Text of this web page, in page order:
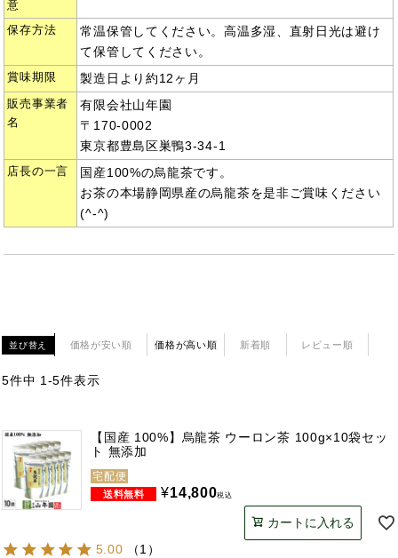
意
保存方法
常温保管してください。高温多湿、直射日光は避け
て保管してください。
賞味期限 製造日より約12ヶ月
販売事業者
名
有限会社山年園
〒170-0002
東京都豊島区巣鴨3-34-1
店長の一言
国産100%の烏龍茶です。
お茶の本場静岡県産の烏龍茶を是非ご賞味ください
(^-^)
並び替え 価格が安い順 価格が高い順 新着順 レビュー順
5件中 1-5件表示
【国産 100%】烏龍茶 ウーロン茶 100g×10袋セッ
ト 無添加
宅配便
¥14,800税込
カートに入れる
5.00
（1）